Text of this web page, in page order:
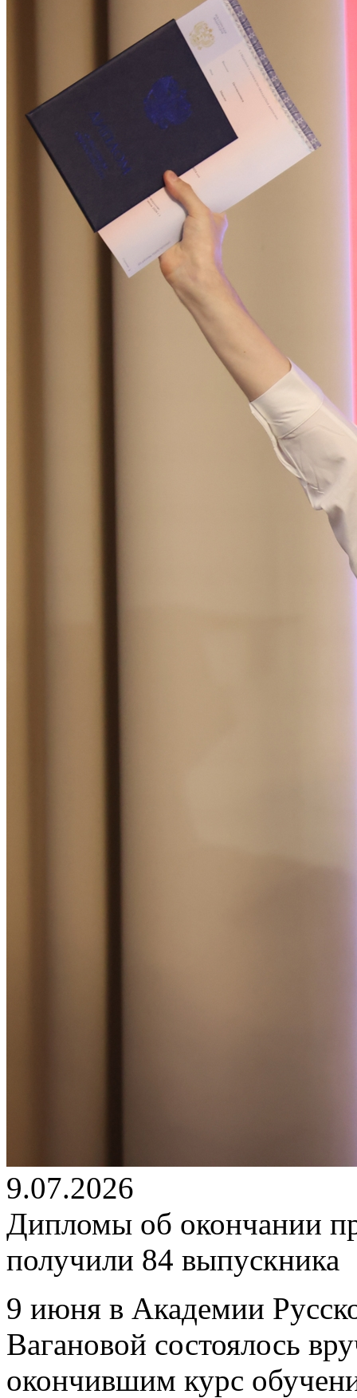
9.07.2026
Дипломы об окончании
получили 84 выпускника
9 июня в Академии
Вагановой состоялось
окончившим курс